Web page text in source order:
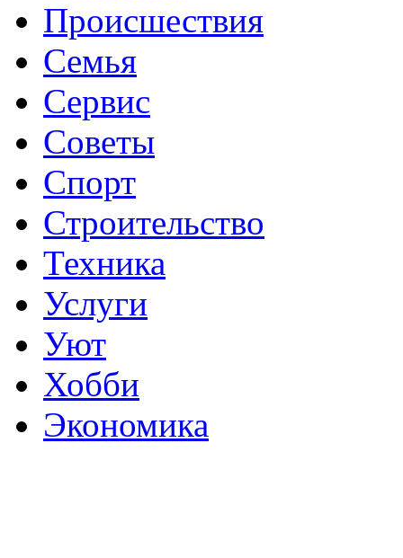
Происшествия
Семья
Сервис
Советы
Спорт
Строительство
Техника
Услуги
Уют
Хобби
Экономика